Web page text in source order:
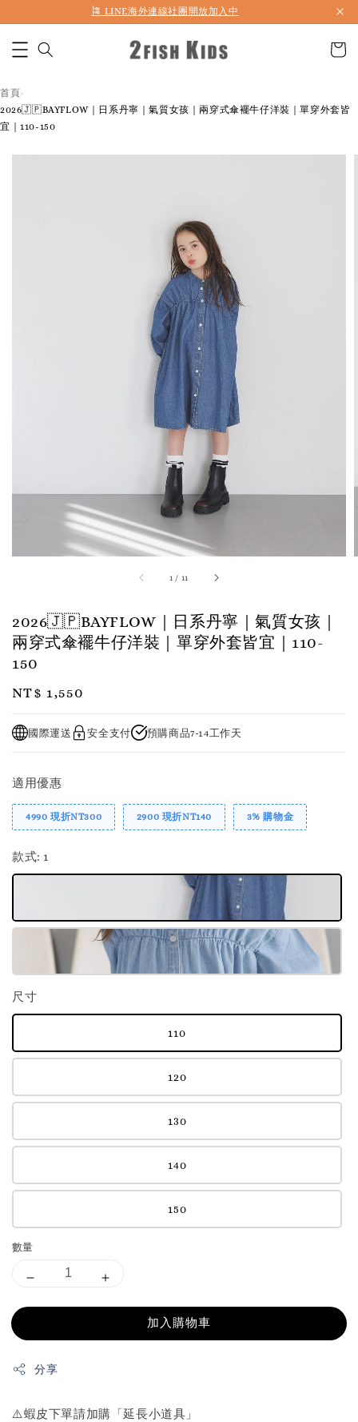
首購折50 ｜ 滿1,500 免運 ｜ 滿2,900 折140 ｜ 3%購物金
首頁›
2026🇯🇵BAYFLOW｜日系丹寧｜氣質女孩｜兩穿式傘襬牛仔洋裝｜單穿外套皆
宜｜110-150
1 / 11
2026🇯🇵BAYFLOW｜日系丹寧｜氣質女孩｜
兩穿式傘襬牛仔洋裝｜單穿外套皆宜｜110-
150
Regular
NT$ 1,550
國際運送 安全支付 預購商品7-14工作天
適用優惠
4990 現折NT300 2900 現折NT140 3% 購物金
款式: 1
尺寸
110
120
130
140
150
數量
加入購物車
分享
⚠️蝦皮下單請加購「延長小道具」